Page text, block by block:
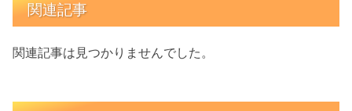
関連記事
関連記事は見つかりませんでした。